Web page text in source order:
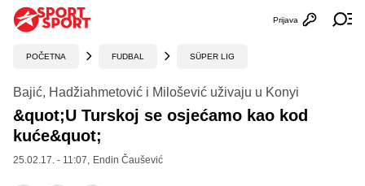
Otvori
Prijava
POČETNA FUDBAL SÜPER LIG
Bajić, Hadžiahmetović i Milošević uživaju u Konyi
&quot;U Turskoj se osjećamo kao kod
kuće&quot;
25.02.17. - 11:07, Endin Čaušević